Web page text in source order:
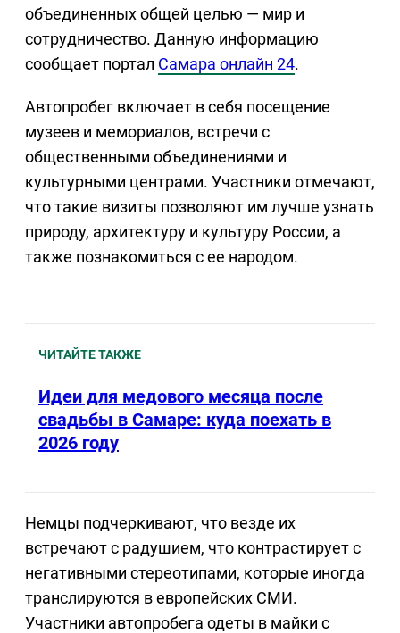
объединенных общей целью — мир и
сотрудничество. Данную информацию
сообщает портал Самара онлайн 24.
Автопробег включает в себя посещение
музеев и мемориалов, встречи с
общественными объединениями и
культурными центрами. Участники отмечают,
что такие визиты позволяют им лучше узнать
природу, архитектуру и культуру России, а
также познакомиться с ее народом.
ЧИТАЙТЕ ТАКЖЕ
Идеи для медового месяца после
свадьбы в Самаре: куда поехать в
2026 году
Немцы подчеркивают, что везде их
встречают с радушием, что контрастирует с
негативными стереотипами, которые иногда
транслируются в европейских СМИ.
Участники автопробега одеты в майки с